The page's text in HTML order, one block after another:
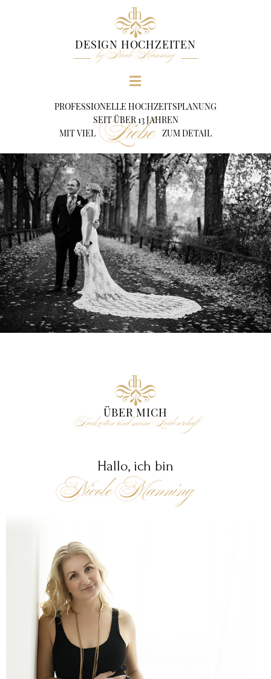
dh
DESIGN HOCHZEITEN
by Nicole Manning
PROFESSIONELLE HOCHZEITSPLANUNG
SEIT ÜBER 13 JAHREN
MIT VIEL Liebe ZUM DETAIL
dh
ÜBER MICH
Hochzeiten sind meine Leidenschaft
Hallo, ich bin
Nicole Manning